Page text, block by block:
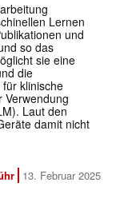
Lernen
und
so das
sie eine
die
klinische
Verwendung
Laut den
damit nicht
13. Februar 2025